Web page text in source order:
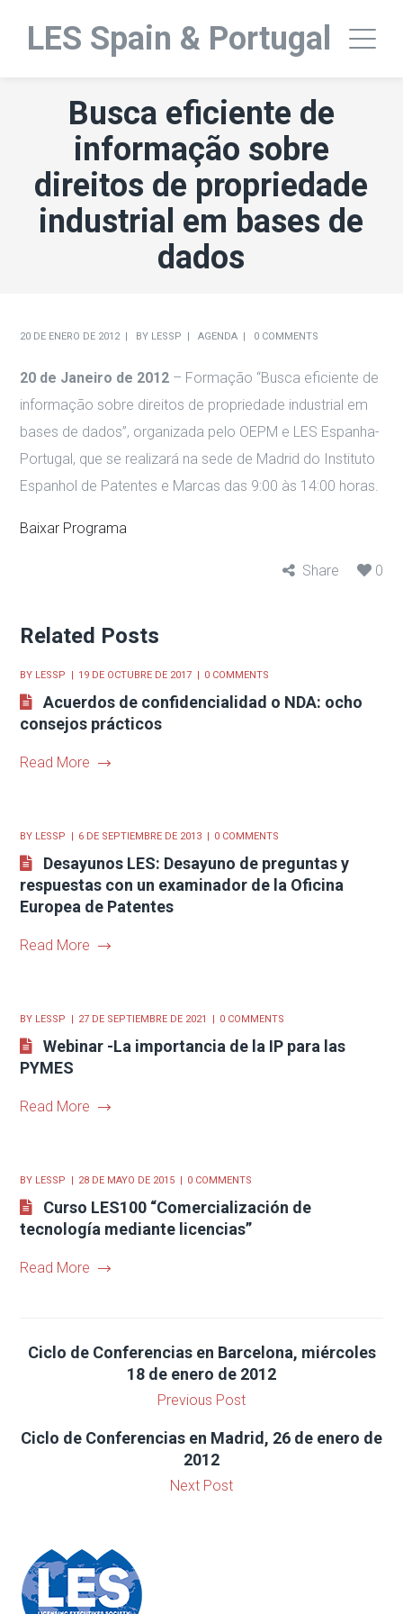
LES Spain & Portugal
Busca eficiente de
informação sobre
direitos de propriedade
industrial em bases de
dados
20 DE ENERO DE 2012 BY LESSP AGENDA 0 COMMENTS
20 de Janeiro de 2012 – Formação “Busca eficiente de
informação sobre direitos de propriedade industrial em
bases de dados”, organizada pelo OEPM e LES Espanha-
Portugal, que se realizará na sede de Madrid do Instituto
Espanhol de Patentes e Marcas das 9:00 às 14:00 horas.
Baixar Programa
Share 0
Related Posts
BY LESSP 19 DE OCTUBRE DE 2017 0 COMMENTS
Acuerdos de confidencialidad o NDA: ocho
consejos prácticos
Read More
BY LESSP 6 DE SEPTIEMBRE DE 2013 0 COMMENTS
Desayunos LES: Desayuno de preguntas y
respuestas con un examinador de la Oficina
Europea de Patentes
Read More
BY LESSP 27 DE SEPTIEMBRE DE 2021 0 COMMENTS
Webinar -La importancia de la IP para las
PYMES
Read More
BY LESSP 28 DE MAYO DE 2015 0 COMMENTS
Curso LES100 “Comercialización de
tecnología mediante licencias”
Read More
Ciclo de Conferencias en Barcelona, miércoles
18 de enero de 2012
Previous Post
Ciclo de Conferencias en Madrid, 26 de enero de
2012
Next Post